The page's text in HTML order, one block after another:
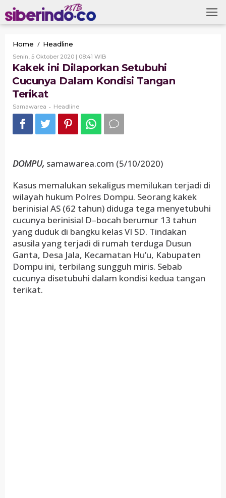
to
content
Home / Headline
ini
Dilaporkan
Setubuhi
Cucunya
Tangan
Terikat
Senin, 5 Oktober 2020 | 08:41 WIBOleh
Samawarea
Kakek ini Dilaporkan Setubuhi
Cucunya Dalam Kondisi Tangan
Terikat
Samawarea - Headline
DOMPU, samawarea.com (5/10/2020)
Kasus memalukan sekaligus memilukan terjadi di
wilayah hukum Polres Dompu. Seorang kakek
berinisial AS (62 tahun) diduga tega menyetubuhi
cucunya berinisial D–bocah berumur 13 tahun
yang duduk di bangku kelas VI SD. Tindakan
asusila yang terjadi di rumah terduga Dusun
Ganta, Desa Jala, Kecamatan Hu’u, Kabupaten
Dompu ini, terbilang sungguh miris. Sebab
cucunya disetubuhi dalam kondisi kedua tangan
terikat.